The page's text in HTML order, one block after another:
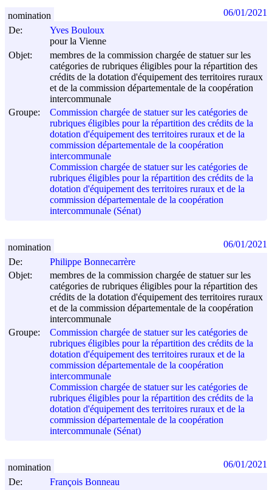
De:
Yves Bouloux
pour la Vienne
Objet:
membres de la commission chargée de statuer sur les
catégories de rubriques éligibles pour la répartition des
crédits de la dotation d'équipement des territoires ruraux
et de la commission départementale de la coopération
intercommunale
Groupe:
Commission chargée de statuer sur les catégories de
rubriques éligibles pour la répartition des crédits de la
dotation d'équipement des territoires ruraux et de la
commission départementale de la coopération
intercommunale
Commission chargée de statuer sur les catégories de
rubriques éligibles pour la répartition des crédits de la
dotation d'équipement des territoires ruraux et de la
commission départementale de la coopération
intercommunale (Sénat)
nomination 06/01/2021
De:
Philippe Bonnecarrère
Objet:
membres de la commission chargée de statuer sur les
catégories de rubriques éligibles pour la répartition des
crédits de la dotation d'équipement des territoires ruraux
et de la commission départementale de la coopération
intercommunale
Groupe:
Commission chargée de statuer sur les catégories de
rubriques éligibles pour la répartition des crédits de la
dotation d'équipement des territoires ruraux et de la
commission départementale de la coopération
intercommunale
Commission chargée de statuer sur les catégories de
rubriques éligibles pour la répartition des crédits de la
dotation d'équipement des territoires ruraux et de la
commission départementale de la coopération
intercommunale (Sénat)
nomination 06/01/2021
De:
François Bonneau
nomination 06/01/2021